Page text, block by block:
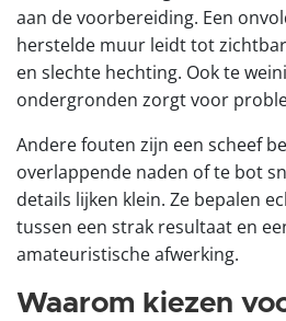
aan de voorbereiding. Een
herstelde muur leidt tot
en slechte hechting. Ook te
ondergronden zorgt voor
Andere fouten zijn een scheef
overlappende naden of te bot
details lijken klein. Ze bepalen
tussen een strak resultaat en
amateuristische afwerking.
Waarom kiezen